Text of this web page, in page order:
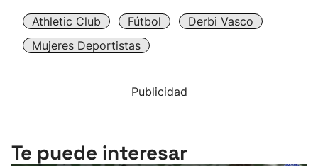
Athletic Club Fútbol
Derbi Vasco
Mujeres Deportistas
Publicidad
Te puede interesar